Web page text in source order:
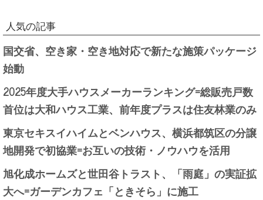
人気の記事
国交省、空き家・空き地対応で新たな施策パッケージ
始動
2025年度大手ハウスメーカーランキング=総販売戸数
首位は大和ハウス工業、前年度プラスは住友林業のみ
東京セキスイハイムとベンハウス、横浜都筑区の分譲
地開発で初協業=お互いの技術・ノウハウを活用
旭化成ホームズと世田谷トラスト、「雨庭」の実証拡
大へ=ガーデンカフェ「ときそら」に施工